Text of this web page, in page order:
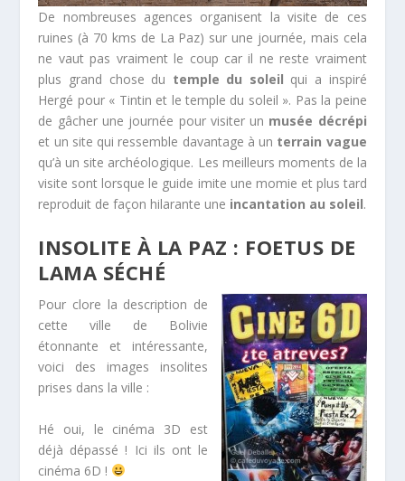
De nombreuses agences organisent la visite de ces
ruines (à 70 kms de La Paz) sur une journée, mais cela
ne vaut pas vraiment le coup car il ne reste vraiment
plus grand chose du temple du soleil qui a inspiré
Hergé pour « Tintin et le temple du soleil ». Pas la peine
de gâcher une journée pour visiter un musée décrépi
et un site qui ressemble davantage à un terrain vague
qu’à un site archéologique. Les meilleurs moments de la
visite sont lorsque le guide imite une momie et plus tard
reproduit de façon hilarante une incantation au soleil.
INSOLITE À LA PAZ : FOETUS DE
LAMA SÉCHÉ
Pour clore la description de
cette ville de Bolivie
étonnante et intéressante,
voici des images insolites
prises dans la ville :
Hé oui, le cinéma 3D est
déjà dépassé ! Ici ils ont le
cinéma 6D !